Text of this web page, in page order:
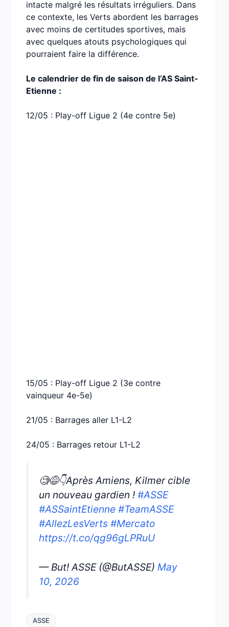
intacte malgré les résultats irréguliers. Dans
ce contexte, les Verts abordent les barrages
avec moins de certitudes sportives, mais
avec quelques atouts psychologiques qui
pourraient faire la différence.
Le calendrier de fin de saison de l’AS Saint-
Etienne :
12/05 : Play-off Ligue 2 (4e contre 5e)
15/05 : Play-off Ligue 2 (3e contre
vainqueur 4e-5e)
21/05 : Barrages aller L1-L2
24/05 : Barrages retour L1-L2
🧐😅👇Après Amiens, Kilmer cible
un nouveau gardien ! #ASSE
#ASSaintEtienne #TeamASSE
#AllezLesVerts #Mercato
https://t.co/qg96gLPRuU
— But! ASSE (@ButASSE) May
10, 2026
ASSE